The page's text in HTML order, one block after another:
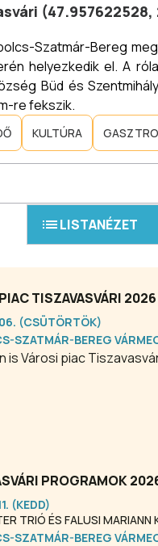
(47.957622528,
Szatmár-Bereg
helyezkedik el. A
Büd és
re fekszik.
KULTÚRA
LISTANÉZET
TISZAVASVÁRI 2026
(CSÜTÖRTÖK)
SZATMÁR-BEREG
is Városi piac
PROGRAMOK
(KEDD)
TRIÓ ÉS FALUSI MARIANN
SZATMÁR-BEREG